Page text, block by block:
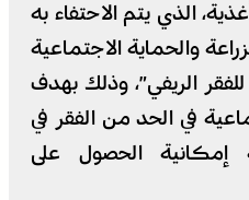
الذي يتم الاحتفاء به
والحماية الاجتماعية
الريفي”، وذلك بهدف
في الحد من الفقر في
إمكانية الحصول على